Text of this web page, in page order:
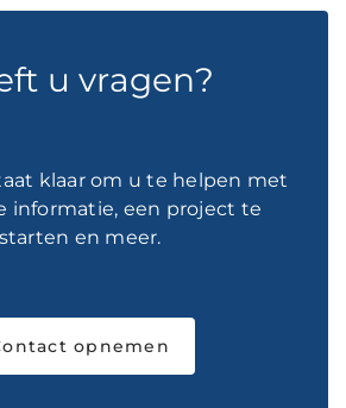
u vragen?
klaar om u te helpen met
informatie, een project te
starten en meer.
opnemen